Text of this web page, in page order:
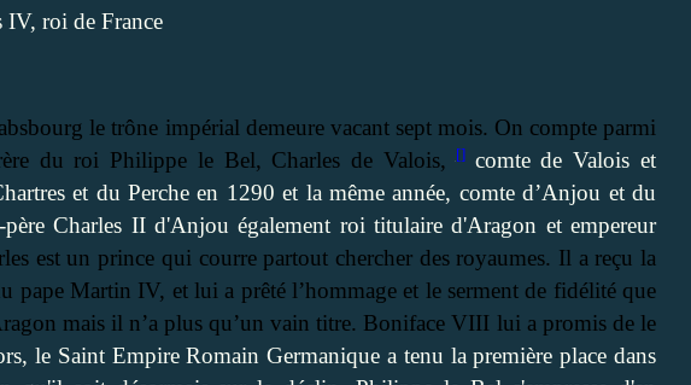
IV, roi de France
le trône impérial demeure vacant sept mois. On compte parmi
du roi Philippe le Bel, Charles de Valois,
[]
comte de Valois et
et du Perche en 1290 et la même année, comte d’Anjou et du
Charles II d'Anjou également roi titulaire d'Aragon et empereur
est un prince qui courre partout chercher des royaumes. Il a reçu la
pape Martin IV, et lui a prêté l’hommage et le serment de fidélité que
mais il n’a plus qu’un vain titre. Boniface VIII lui a promis de le
le Saint Empire Romain Germanique a tenu la première place dans